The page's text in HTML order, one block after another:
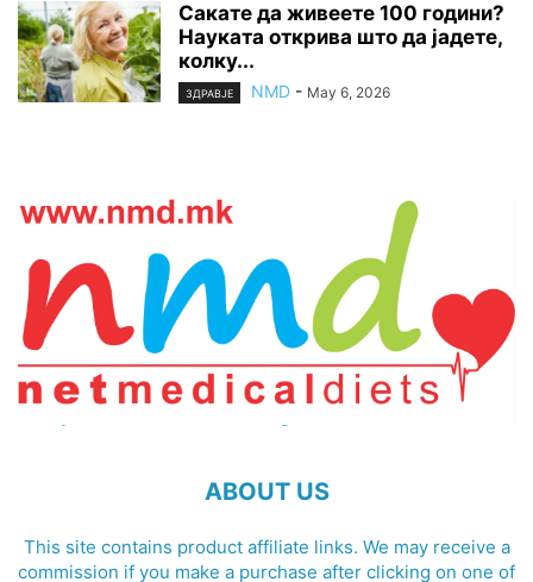
Сакате да живеете 100 години?
Науката открива што да јадете,
колку...
ЗДРАВЈЕ NMD - May 6, 2026
ABOUT US
This site contains product affiliate links. We may receive a
commission if you make a purchase after clicking on one of